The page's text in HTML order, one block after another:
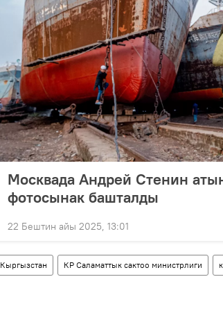
Москвада Андрей Стенин
фотосынак башталды
22 Бештин айы 2025, 13:01
Кыргызстан КР Саламаттык сактоо министрлиги